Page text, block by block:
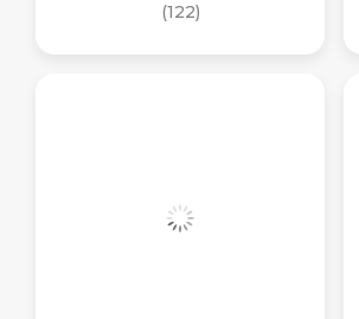
(122)